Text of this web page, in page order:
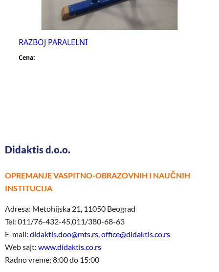
RAZBOJ PARALELNI
Cena:
Didaktis d.o.o.
OPREMANJE VASPITNO-OBRAZOVNIH I NAUČNIH
INSTITUCIJA
Adresa: Metohijska 21, 11050 Beograd
Tel: 011/76-432-45,011/380-68-63
E-mail: didaktis.doo@mts.rs,office@didaktis.co.rs
Web sajt: www.didaktis.co.rs
Radno vreme: 8:00 do 15:00